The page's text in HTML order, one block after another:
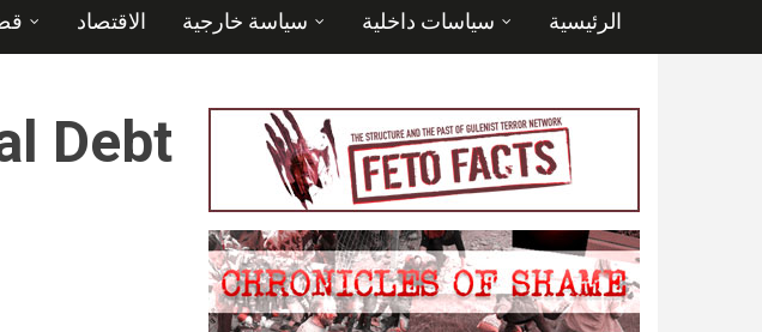
الرئيسية سياسات داخلية سياسة خارجية الاقتصاد
Debt